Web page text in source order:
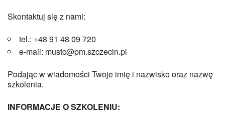
Skontaktuj się z nami:
tel.: +48 91 48 09 720
e-mail: mustc@pm.szczecin.pl
Podając w wiadomości Twoje imię i nazwisko oraz nazwę
szkolenia.
INFORMACJE O SZKOLENIU: